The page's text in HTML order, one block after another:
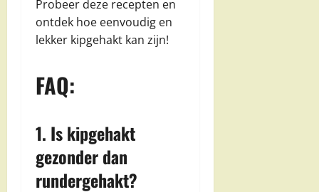
Probeer deze recepten en
ontdek hoe eenvoudig en
lekker kipgehakt kan zijn!
FAQ:
1. Is kipgehakt
gezonder dan
rundergehakt?